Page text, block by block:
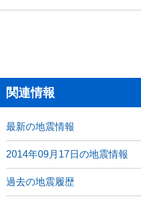
関連情報
最新の地震情報
2014年09月17日の地震情報
過去の地震履歴